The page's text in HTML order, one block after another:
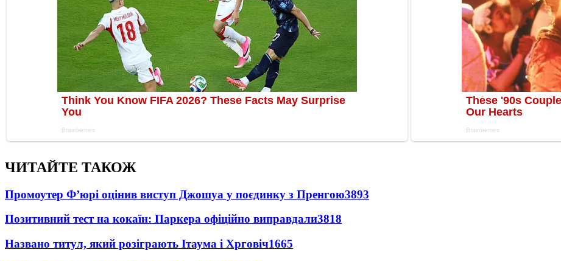
ЧИТАЙТЕ ТАКОЖ
Промоутер Ф’юрі оцінив виступ Джошуа у поєдинку з Пренгою3893
Позитивний тест на кокаїн: Паркера офіційно виправдали3818
Названо титул, який розіграють Ітаума і Хрговіч1665